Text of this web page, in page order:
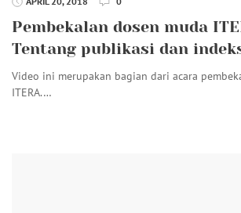
Pembekalan dosen muda
Tentang publikasi dan
Video ini merupakan bagian dari acara
ITERA.…